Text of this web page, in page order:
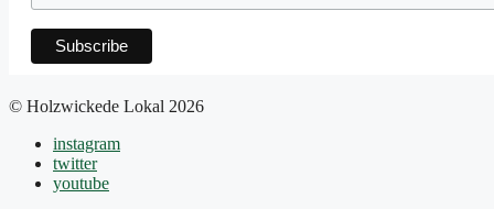
© Holzwickede Lokal 2026
instagram
twitter
youtube